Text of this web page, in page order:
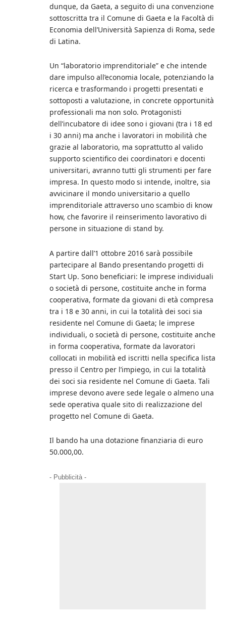
dunque, da Gaeta, a seguito di una convenzione
sottoscritta tra il Comune di Gaeta e la Facoltà di
Economia dell’Università Sapienza di Roma, sede
di Latina.
Un “laboratorio imprenditoriale” e che intende
dare impulso all’economia locale, potenziando la
ricerca e trasformando i progetti presentati e
sottoposti a valutazione, in concrete opportunità
professionali ma non solo. Protagonisti
dell’incubatore di idee sono i giovani (tra i 18 ed
i 30 anni) ma anche i lavoratori in mobilità che
grazie al laboratorio, ma soprattutto al valido
supporto scientifico dei coordinatori e docenti
universitari, avranno tutti gli strumenti per fare
impresa. In questo modo si intende, inoltre, sia
avvicinare il mondo universitario a quello
imprenditoriale attraverso uno scambio di know
how, che favorire il reinserimento lavorativo di
persone in situazione di stand by.
A partire dall’1 ottobre 2016 sarà possibile
partecipare al Bando presentando progetti di
Start Up. Sono beneficiari: le imprese individuali
o società di persone, costituite anche in forma
cooperativa, formate da giovani di età compresa
tra i 18 e 30 anni, in cui la totalità dei soci sia
residente nel Comune di Gaeta; le imprese
individuali, o società di persone, costituite anche
in forma cooperativa, formate da lavoratori
collocati in mobilità ed iscritti nella specifica lista
presso il Centro per l’impiego, in cui la totalità
dei soci sia residente nel Comune di Gaeta. Tali
imprese devono avere sede legale o almeno una
sede operativa quale sito di realizzazione del
progetto nel Comune di Gaeta.
Il bando ha una dotazione finanziaria di euro
50.000,00.
- Pubblicità -